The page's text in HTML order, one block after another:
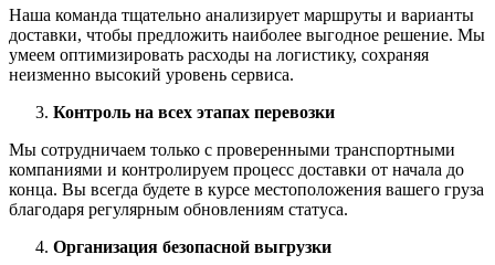
Наша команда тщательно анализирует маршруты и варианты
доставки, чтобы предложить наиболее выгодное решение. Мы
умеем оптимизировать расходы на логистику, сохраняя
неизменно высокий уровень сервиса.
Контроль на всех этапах перевозки
Мы сотрудничаем только с проверенными транспортными
компаниями и контролируем процесс доставки от начала до
конца. Вы всегда будете в курсе местоположения вашего груза
благодаря регулярным обновлениям статуса.
Организация безопасной выгрузки